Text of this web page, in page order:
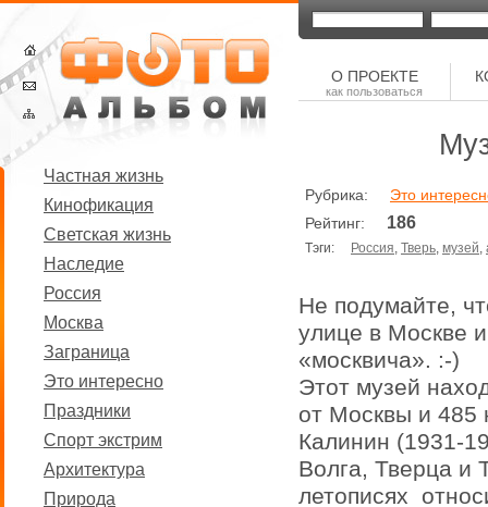
Частная жизнь
Кинофикация
Светская жизнь
Наследие
Россия
Москва
Заграница
Это интересно
Праздники
Спорт экстрим
Архитектура
Природа
О ПРОЕКТЕ
как пользоваться
Рубрика: Это
Рейтинг: 186
Тэги: Россия, Тверь, музей,
Не подумайте,
улице в Москве
«москвича». :-)
Этот музей
от Москвы и 485
Калинин (1931-
Волга, Тверца и
летописях